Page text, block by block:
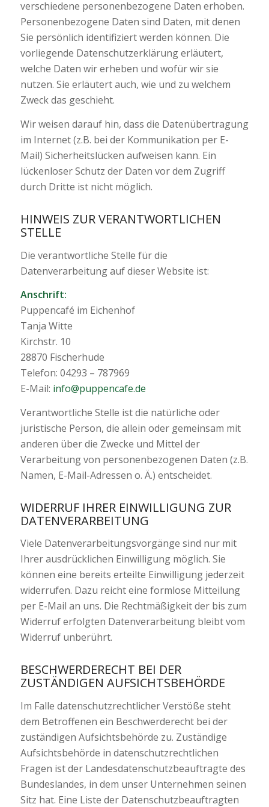
verschiedene personenbezogene Daten erhoben.
Personenbezogene Daten sind Daten, mit denen
Sie persönlich identifiziert werden können. Die
vorliegende Datenschutzerklärung erläutert,
welche Daten wir erheben und wofür wir sie
nutzen. Sie erläutert auch, wie und zu welchem
Zweck das geschieht.
Wir weisen darauf hin, dass die Datenübertragung
im Internet (z.B. bei der Kommunikation per E-
Mail) Sicherheitslücken aufweisen kann. Ein
lückenloser Schutz der Daten vor dem Zugriff
durch Dritte ist nicht möglich.
HINWEIS ZUR VERANTWORTLICHEN
STELLE
Die verantwortliche Stelle für die
Datenverarbeitung auf dieser Website ist:
Anschrift:
Puppencafé im Eichenhof
Tanja Witte
Kirchstr. 10
28870 Fischerhude
Telefon: 04293 – 787969
E-Mail: info@puppencafe.de
Verantwortliche Stelle ist die natürliche oder
juristische Person, die allein oder gemeinsam mit
anderen über die Zwecke und Mittel der
Verarbeitung von personenbezogenen Daten (z.B.
Namen, E-Mail-Adressen o. Ä.) entscheidet.
WIDERRUF IHRER EINWILLIGUNG ZUR
DATENVERARBEITUNG
Viele Datenverarbeitungsvorgänge sind nur mit
Ihrer ausdrücklichen Einwilligung möglich. Sie
können eine bereits erteilte Einwilligung jederzeit
widerrufen. Dazu reicht eine formlose Mitteilung
per E-Mail an uns. Die Rechtmäßigkeit der bis zum
Widerruf erfolgten Datenverarbeitung bleibt vom
Widerruf unberührt.
BESCHWERDERECHT BEI DER
ZUSTÄNDIGEN AUFSICHTSBEHÖRDE
Im Falle datenschutzrechtlicher Verstöße steht
dem Betroffenen ein Beschwerderecht bei der
zuständigen Aufsichtsbehörde zu. Zuständige
Aufsichtsbehörde in datenschutzrechtlichen
Fragen ist der Landesdatenschutzbeauftragte des
Bundeslandes, in dem unser Unternehmen seinen
Sitz hat. Eine Liste der Datenschutzbeauftragten